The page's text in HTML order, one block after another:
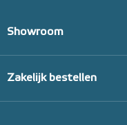
Showroom
Zakelijk bestellen